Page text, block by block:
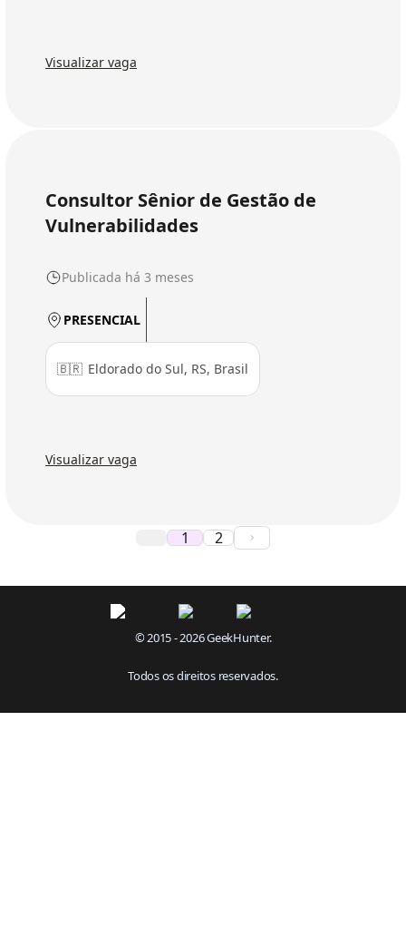
Visualizar vaga
Consultor Sênior de Gestão de
Vulnerabilidades
Publicada há 3 meses
PRESENCIAL
🇧🇷 Eldorado do Sul, RS, Brasil
Visualizar vaga
1 2
© 2015 - 2026 GeekHunter.
Todos os direitos reservados.